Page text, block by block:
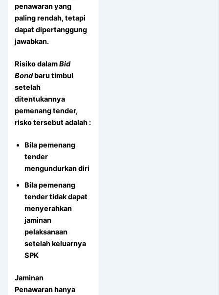
penawaran yang
paling rendah, tetapi
dapat dipertanggung
jawabkan.
Risiko dalamBid
Bondbaru timbul
setelah
ditentukannya
pemenang tender,
risko tersebut adalah :
Bila pemenang
tender
mengundurkan diri
Bila pemenang
tender tidak dapat
menyerahkan
jaminan
pelaksanaan
setelah keluarnya
SPK
Jaminan
Penawaranhanya